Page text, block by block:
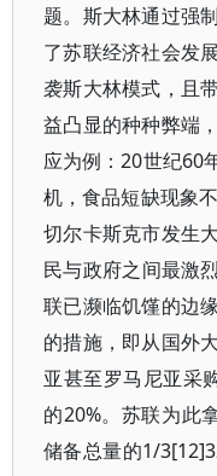
题。斯大林通过强
了苏联经济社会发
袭斯大林模式，且
益凸显的种种弊端
应为例：20世纪60
机，食品短缺现象
切尔卡斯克市发生
民与政府之间最激
联已濒临饥馑的边
的措施，即从国外
亚甚至罗马尼亚采
的20%。苏联为此
储备总量的1/